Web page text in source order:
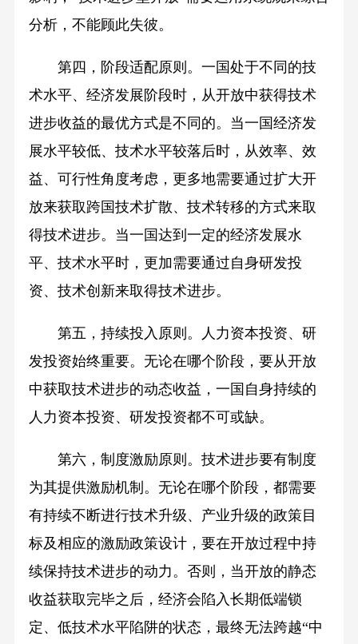
分析，不能顾此失彼。
第四，阶段适配原则。一国处于不同的技
术水平、经济发展阶段时，从开放中获得技术
进步收益的最优方式是不同的。当一国经济发
展水平较低、技术水平较落后时，从效率、效
益、可行性角度考虑，更多地需要通过扩大开
放来获取跨国技术扩散、技术转移的方式来取
得技术进步。当一国达到一定的经济发展水
平、技术水平时，更加需要通过自身研发投
资、技术创新来取得技术进步。
第五，持续投入原则。人力资本投资、研
发投资始终重要。无论在哪个阶段，要从开放
中获取技术进步的动态收益，一国自身持续的
人力资本投资、研发投资都不可或缺。
第六，制度激励原则。技术进步要有制度
为其提供激励机制。无论在哪个阶段，都需要
有持续不断进行技术升级、产业升级的政策目
标及相应的激励政策设计，要在开放过程中持
续保持技术进步的动力。否则，当开放的静态
收益获取完毕之后，经济会陷入长期低端锁
定、低技术水平陷阱的状态，最终无法跨越“中